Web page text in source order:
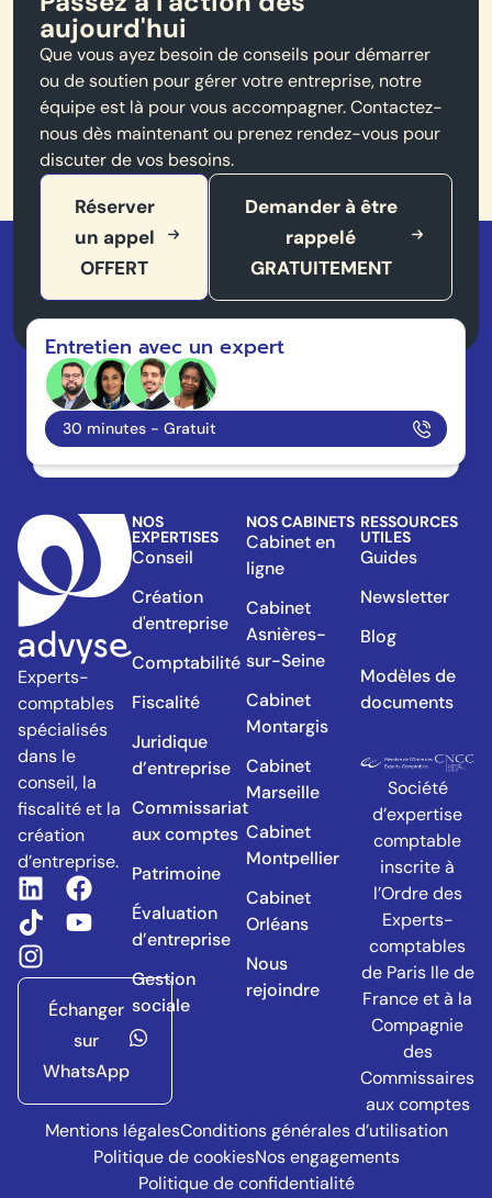
aujourd'hui
Que vous ayez besoin de conseils pour démarrer
ou de soutien pour gérer votre entreprise, notre
équipe est là pour vous accompagner. Contactez-
nous dès maintenant ou prenez rendez-vous pour
discuter de vos besoins.
Réserver
un appel
OFFERT
Demander à être
rappelé
GRATUITEMENT
Entretien avec un expert
30 minutes - Gratuit
Experts-
comptables
spécialisés
dans le
conseil, la
fiscalité et la
création
d’entreprise.​
Échanger
sur
WhatsApp
NOS
EXPERTISES
Conseil
Création
d'entreprise
Comptabilité
Fiscalité
Juridique
d’entreprise
Commissariat
aux comptes
Patrimoine
Évaluation
d’entreprise
Gestion
sociale
NOS CABINETS
Cabinet en
ligne
Cabinet
Asnières-
sur-Seine
Cabinet
Montargis
Cabinet
Marseille
Cabinet
Montpellier
Cabinet
Orléans
Nous
rejoindre
RESSOURCES
UTILES
Guides
Newsletter
Blog
Modèles de
documents
Société
d’expertise
comptable
inscrite à
l’Ordre des
Experts-
comptables
de Paris Ile de
France et à la
Compagnie
des
Commissaires
aux comptes
Mentions légalesConditions générales d’utilisation
Politique de cookiesNos engagements
Politique de confidentialité